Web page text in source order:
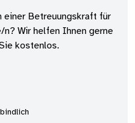
einer Betreuungskraft für
Wir helfen Ihnen gerne
kostenlos.